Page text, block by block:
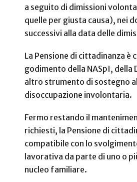
a seguito di dimissioni
quelle per giusta causa), nei
successivi alla data delle
La Pensione di cittadinanza è
godimento della NASpI, della
altro strumento di sostegno
disoccupazione involontaria.
Fermo restando il
richiesti, la Pensione di
compatibile con lo
lavorativa da parte di uno o
nucleo familiare.